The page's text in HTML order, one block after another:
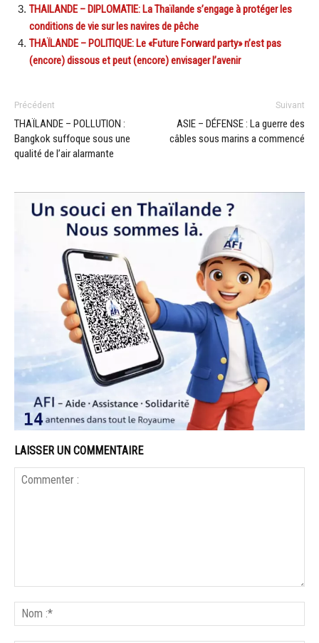
THAILANDE – DIPLOMATIE: La Thaïlande s’engage à protéger les
conditions de vie sur les navires de pêche
THAÏLANDE – POLITIQUE: Le «Future Forward party» n’est pas
(encore) dissous et peut (encore) envisager l’avenir
Précédent
THAÏLANDE – POLLUTION :
Bangkok suffoque sous une
qualité de l’air alarmante
Suivant
ASIE – DÉFENSE : La guerre des
câbles sous marins a commencé
LAISSER UN COMMENTAIRE